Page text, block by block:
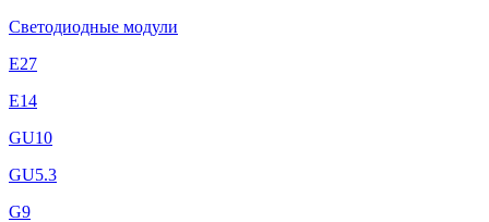
Светодиодные модули
E27
E14
GU10
GU5.3
G9